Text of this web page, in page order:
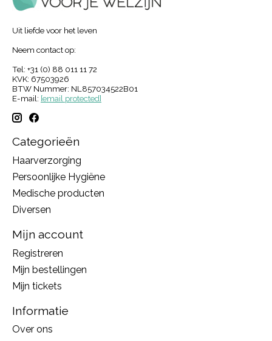
Uit liefde voor het leven
Neem contact op:
Tel: +31 (0) 88 011 11 72
KVK: 67503926
BTW Nummer: NL857034522B01
E-mail: [email protected]
Categorieën
Haarverzorging
Persoonlijke Hygiëne
Medische producten
Diversen
Mijn account
Registreren
Mijn bestellingen
Mijn tickets
Informatie
Over ons